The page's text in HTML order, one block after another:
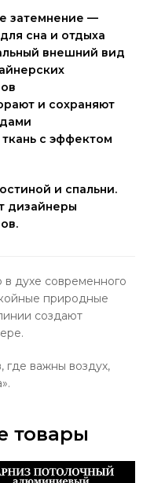
затемнение —
сна и отдыха
внешний вид
и сохраняют
с эффектом
и спальни.
дизайнеры
духе современного
природные
создают
где важны воздух,
товары